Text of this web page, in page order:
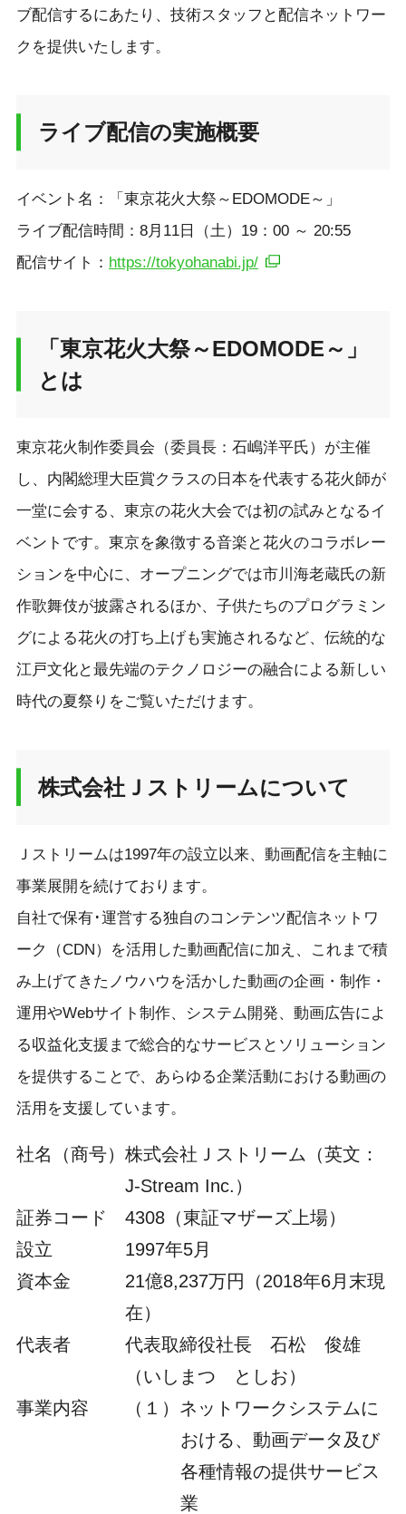
ブ配信するにあたり、技術スタッフと配信ネットワー
クを提供いたします。
ライブ配信の実施概要
イベント名：「東京花火大祭～EDOMODE～」
ライブ配信時間：8月11日（土）19：00 ～ 20:55
配信サイト： https://tokyohanabi.jp/
「東京花火大祭～EDOMODE～」
とは
東京花火制作委員会（委員長：石嶋洋平氏）が主催
し、内閣総理大臣賞クラスの日本を代表する花火師が
一堂に会する、東京の花火大会では初の試みとなるイ
ベントです。東京を象徴する音楽と花火のコラボレー
ションを中心に、オープニングでは市川海老蔵氏の新
作歌舞伎が披露されるほか、子供たちのプログラミン
グによる花火の打ち上げも実施されるなど、伝統的な
江戸文化と最先端のテクノロジーの融合による新しい
時代の夏祭りをご覧いただけます。
株式会社Ｊストリームについて
Ｊストリームは1997年の設立以来、動画配信を主軸に
事業展開を続けております。
自社で保有･運営する独自のコンテンツ配信ネットワ
ーク（CDN）を活用した動画配信に加え、これまで積
み上げてきたノウハウを活かした動画の企画・制作・
運用やWebサイト制作、システム開発、動画広告によ
る収益化支援まで総合的なサービスとソリューション
を提供することで、あらゆる企業活動における動画の
活用を支援しています。
社名（商号） 株式会社Ｊストリーム（英文：
J-Stream Inc.）
証券コード
4308（東証マザーズ上場）
設立
1997年5月
資本金
21億8,237万円（2018年6月末現
在）
代表者
代表取締役社長 石松 俊雄
（いしまつ としお）
事業内容
（１）ネットワークシステムに
おける、動画データ及び
各種情報の提供サービス
業